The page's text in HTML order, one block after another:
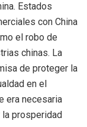
Estados
con China
el robo de
chinas. La
de proteger la
en el
era necesaria
prosperidad